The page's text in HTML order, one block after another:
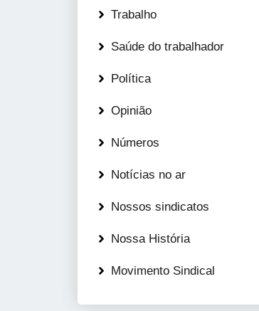
Trabalho
Saúde do trabalhador
Política
Opinião
Números
Notícias no ar
Nossos sindicatos
Nossa História
Movimento Sindical